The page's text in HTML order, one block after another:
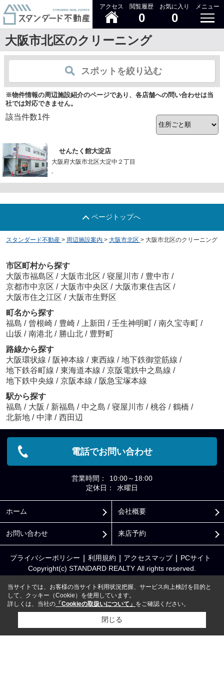
アクセス 閲覧履歴
0
お気に入り
0
メニュー
大阪市北区のクリーニング
スポットを絞り込む
※物件情報の周辺施設紹介のページであり、各店舗への問い合わせは当
社では対応できません。
該当件数1件
せんたく館大淀店
大阪府大阪市北区大淀中２丁目
-
ページトップへ
スタンダード不動産 > 周辺施設案内 > 大阪市北区 > 大阪市北区のクリーニング
市区町村から探す
大阪市福島区 / 大阪市北区 / 寝屋川市 / 豊中市 /
京都市中京区 / 大阪市中央区 / 大阪市東住吉区 /
大阪市住之江区 / 大阪市生野区
町名から探す
福島 / 曾根崎 / 豊崎 / 上新田 / 壬生神明町 / 南久宝寺町 /
山坂 / 南港北 / 勝山北 / 豊野町
路線から探す
大阪環状線 / 阪神本線 / 東西線 / 地下鉄御堂筋線 /
地下鉄谷町線 / 東海道本線 / 京阪電鉄中之島線 /
地下鉄中央線 / 京阪本線 / 阪急宝塚本線
駅から探す
福島 / 大阪 / 新福島 / 中之島 / 寝屋川市 / 桃谷 / 鶴橋 /
北新地 / 中津 / 西田辺
電話でお問い合わせ
営業時間：
10:00～18:00
定休日：
水曜日
ホーム 会社概要
お問い合わせ 来店予約
プライバシーポリシー 利用規約 アクセスマップ PCサイト
Copyright(c) STANDARD REALTY All rights reserved.
当サイトでは、お客様の当サイト利用状況把握、サービス向上検討を目的と
して、クッキー（Cookie）を使用しています。
詳しくは、当社の 「Cookieの取扱いについて」 をご確認ください。
閉じる